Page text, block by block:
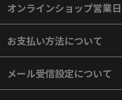
オンラインショップ営業
お支払い方法について
メール受信設定について